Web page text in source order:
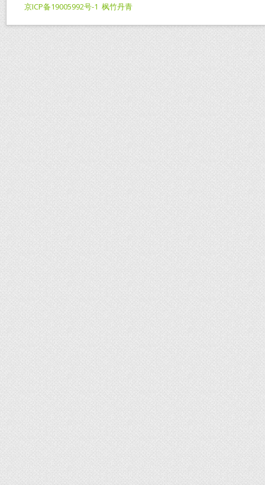
京ICP备19005992号-1 枫竹丹青